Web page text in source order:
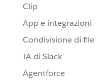
Clip
App e integrazioni
Condivisione di file
IA di Slack
Agentforce